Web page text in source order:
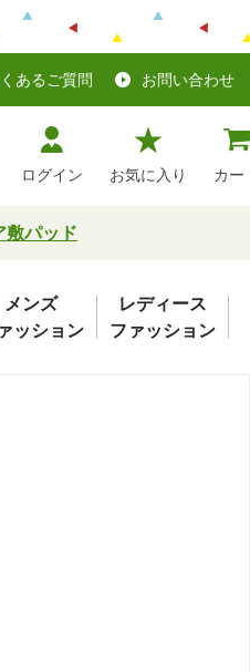
あるご質問 お問い合わせ
ログイン お気に入り カー
敷パッド
メンズ
ッション
レディース
ファッション